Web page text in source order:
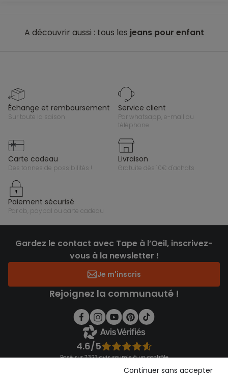
A découvrir aussi : tous les jeans pour enfant
échange et remboursement
sur toute la saison
service client
par whatsapp, e-mail ou
téléphone
carte cadeau
des tonnes de possibilités !
livraison
gratuite dès 10€ d'achats
paiement sécurisé
par cb, paypal ou carte cadeau
Gardez le contact avec Tape à l’Oeil, inscrivez-
vous à la newsletter !
Je m'inscris
Rejoignez la communauté !
4.6/5
Basé sur 7 323 avis soumis à un contrôle
Consulter les CGUContinuer sans accepter